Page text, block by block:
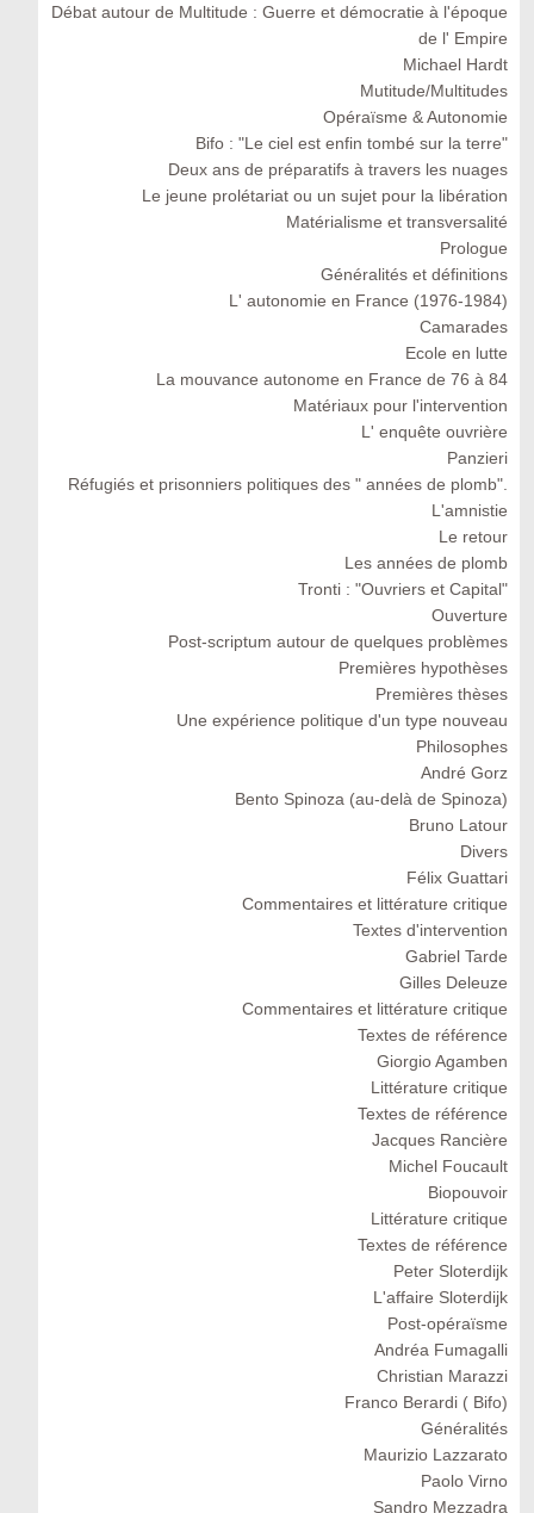
Débat autour de Multitude : Guerre et démocratie à l'époque
de l' Empire
Michael Hardt
Mutitude/Multitudes
Opéraïsme & Autonomie
Bifo : "Le ciel est enfin tombé sur la terre"
Deux ans de préparatifs à travers les nuages
Le jeune prolétariat ou un sujet pour la libération
Matérialisme et transversalité
Prologue
Généralités et définitions
L' autonomie en France (1976-1984)
Camarades
Ecole en lutte
La mouvance autonome en France de 76 à 84
Matériaux pour l'intervention
L' enquête ouvrière
Panzieri
Réfugiés et prisonniers politiques des " années de plomb".
L'amnistie
Le retour
Les années de plomb
Tronti : "Ouvriers et Capital"
Ouverture
Post-scriptum autour de quelques problèmes
Premières hypothèses
Premières thèses
Une expérience politique d'un type nouveau
Philosophes
André Gorz
Bento Spinoza (au-delà de Spinoza)
Bruno Latour
Divers
Félix Guattari
Commentaires et littérature critique
Textes d'intervention
Gabriel Tarde
Gilles Deleuze
Commentaires et littérature critique
Textes de référence
Giorgio Agamben
Littérature critique
Textes de référence
Jacques Rancière
Michel Foucault
Biopouvoir
Littérature critique
Textes de référence
Peter Sloterdijk
L'affaire Sloterdijk
Post-opéraïsme
Andréa Fumagalli
Christian Marazzi
Franco Berardi ( Bifo)
Généralités
Maurizio Lazzarato
Paolo Virno
Sandro Mezzadra